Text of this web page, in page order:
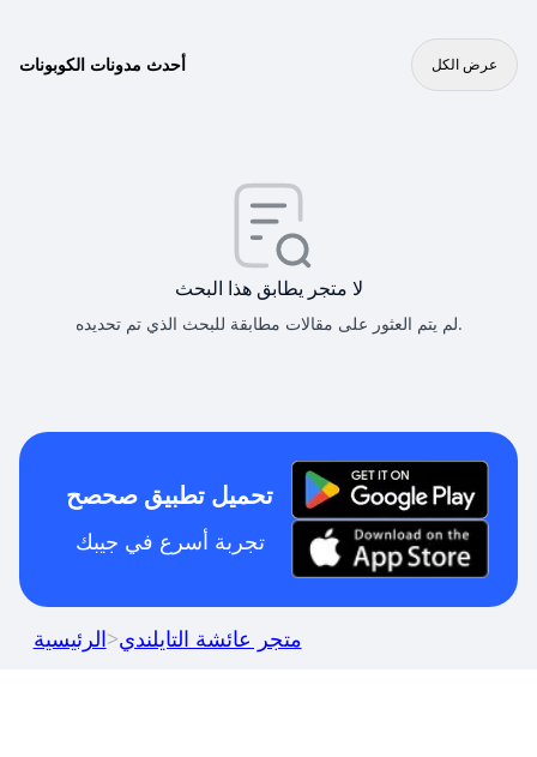
أحدث مدونات الكوبونات عرض الكل
لا متجر يطابق هذا البحث
لم يتم العثور على مقالات مطابقة للبحث الذي تم تحديده.
تحميل تطبيق صحصح
تجربة أسرع في جيبك
الرئيسية>متجر عائشة التايلندي